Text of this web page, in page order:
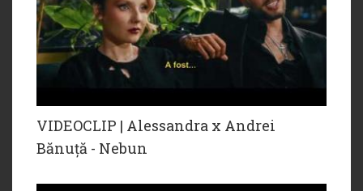
VIDEOCLIP | Alessandra x Andrei
Bănuță - Nebun